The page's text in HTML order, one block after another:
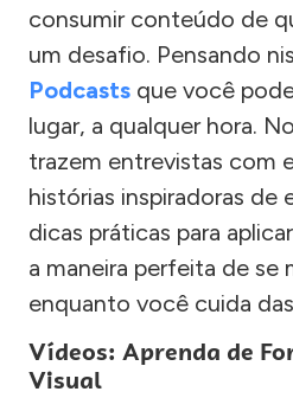
consumir conteúdo de
um desafio. Pensando
Podcasts que você
lugar, a qualquer hora.
trazem entrevistas com
histórias inspiradoras de
dicas práticas para
a maneira perfeita de se
enquanto você cuida
Vídeos: Aprenda de
Visual